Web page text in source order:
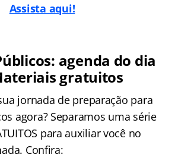
Assista aqui!
agenda do dia
gratuitos
jornada de preparação para
agora? Separamos uma série
para auxiliar você no
Confira: